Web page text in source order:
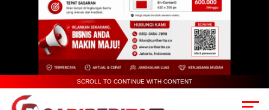
SCROLL TO CONTINUE WITH CONTENT